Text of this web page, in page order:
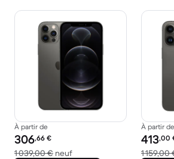
À partir de
Prix reconditionné :
306,66 €
1 039,00 € neufcontre 1 039,00 € neuf
À partir de
Prix
413,00
1 159,00